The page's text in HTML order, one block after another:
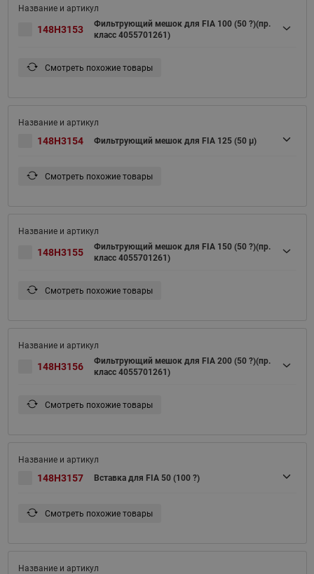
148H3153
Фильтрующий мешок для FIA 100 (50 ?)(пр.
класс 4055701261)
Смотреть похожие товары
148H3154 Фильтрующий мешок для FIA 125 (50 μ)
Смотреть похожие товары
148H3155
Фильтрующий мешок для FIA 150 (50 ?)(пр.
класс 4055701261)
Смотреть похожие товары
148H3156
Фильтрующий мешок для FIA 200 (50 ?)(пр.
класс 4055701261)
Смотреть похожие товары
148H3157 Вставка для FIA 50 (100 ?)
Смотреть похожие товары